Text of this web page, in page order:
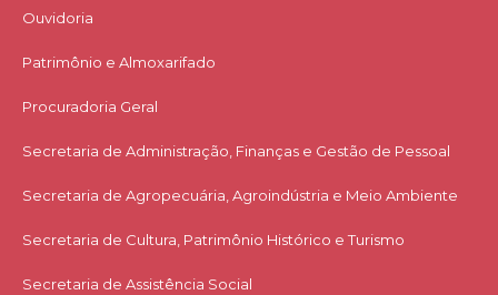
Ouvidoria
Patrimônio e Almoxarifado
Procuradoria Geral
Secretaria de Administração, Finanças e Gestão de Pessoal
Secretaria de Agropecuária, Agroindústria e Meio Ambiente
Secretaria de Cultura, Patrimônio Histórico e Turismo
Secretaria de Assistência Social